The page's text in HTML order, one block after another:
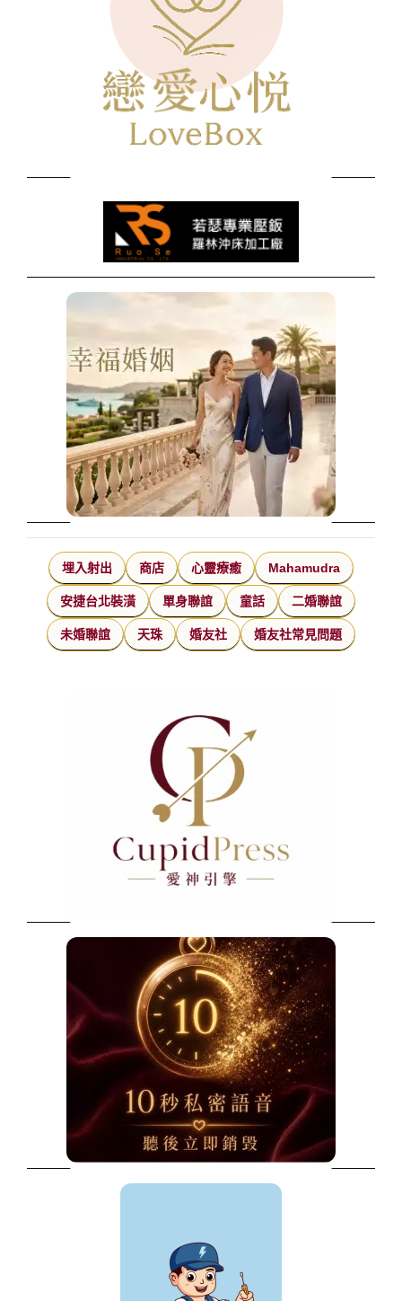
埋入射出 商店 心靈療癒 Mahamudra
安捷台北裝潢 單身聯誼 童話 二婚聯誼
未婚聯誼 天珠 婚友社 婚友社常見問題